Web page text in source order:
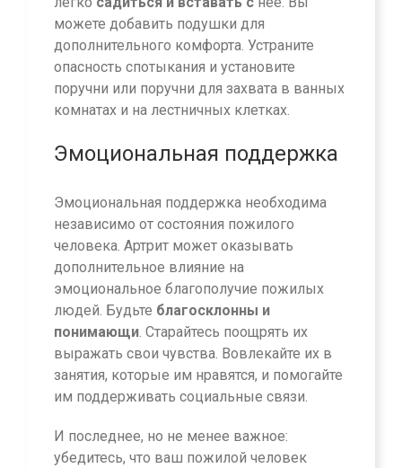
можете добавить подушки для
дополнительного комфорта. Устраните
опасность спотыкания и установите
поручни или поручни для захвата в ванных
комнатах и на лестничных клетках.
Эмоциональная поддержка
Эмоциональная поддержка необходима
независимо от состояния пожилого
человека. Артрит может оказывать
дополнительное влияние на
эмоциональное благополучие пожилых
людей. Будьте благосклонны и
понимающи. Старайтесь поощрять их
выражать свои чувства. Вовлекайте их в
занятия, которые им нравятся, и помогайте
им поддерживать социальные связи.
И последнее, но не менее важное:
убедитесь, что ваш пожилой человек